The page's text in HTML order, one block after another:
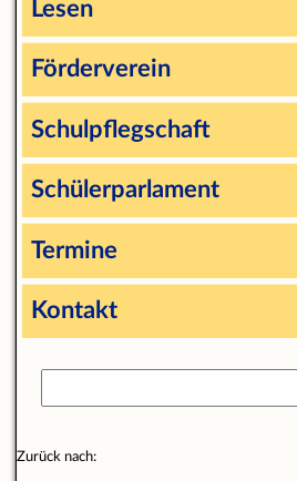
Lesen
Förderverein
Schulpflegschaft
Schülerparlament
Termine
Kontakt
Zurück nach: